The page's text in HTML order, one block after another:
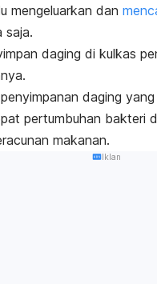
mengeluarkan dan
saja.
daging di kulkas
daging
pertumbuhan bakteri
makanan.
Iklan